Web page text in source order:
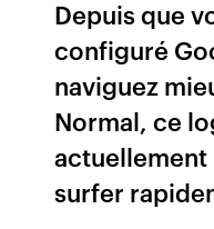
Depuis que
configuré
naviguez
Normal, ce
surfer